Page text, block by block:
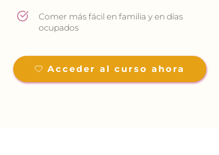
Comer más fácil en familia y en días
ocupados
Acceder al curso ahora